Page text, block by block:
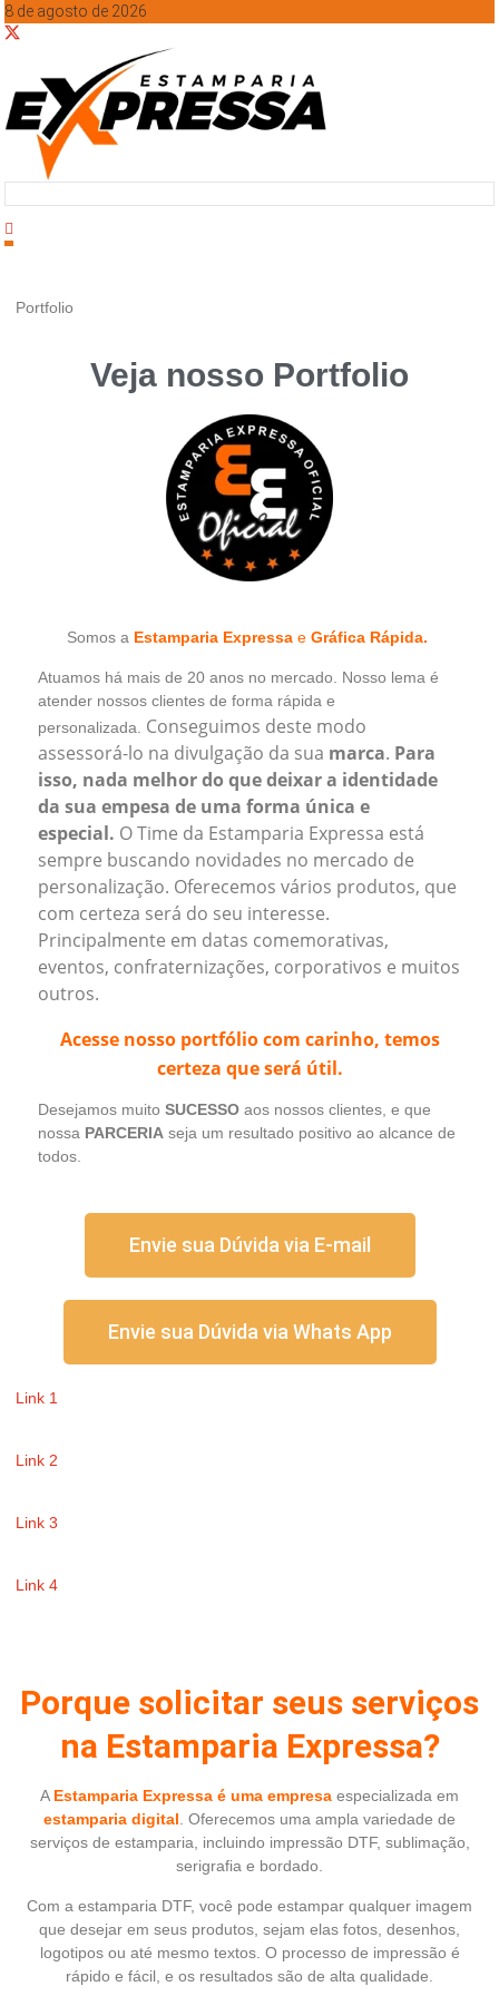
8 de agosto de 2026
Portfolio
Veja nosso Portfolio
Somos a Estamparia Expressa e Gráfica Rápida.
Atuamos há mais de 20 anos no mercado. Nosso lema é
atender nossos clientes de forma rápida e
personalizada. Conseguimos deste modo
assessorá-lo na divulgação da sua marca. Para
isso, nada melhor do que deixar a identidade
da sua empesa de uma forma única e
especial. O Time da Estamparia Expressa está
sempre buscando novidades no mercado de
personalização. Oferecemos vários produtos, que
com certeza será do seu interesse.
Principalmente em datas comemorativas,
eventos, confraternizações, corporativos e muitos
outros.
Acesse nosso portfólio com carinho, temos
certeza que será útil.
Desejamos muitoSUCESSO aos nossos clientes, e que
nossa PARCERIA seja um resultado positivo ao alcance de
todos.
Envie sua Dúvida via E-mail
Envie sua Dúvida via Whats App
Link 1
Link 2
Link 3
Link 4
Porque solicitar seus serviços
na Estamparia Expressa?
A Estamparia Expressa é uma empresa especializada em
estamparia digital. Oferecemos uma ampla variedade de
serviços de estamparia, incluindo impressão DTF, sublimação,
serigrafia e bordado.
Com a estamparia DTF, você pode estampar qualquer imagem
que desejar em seus produtos, sejam elas fotos, desenhos,
logotipos ou até mesmo textos. O processo de impressão é
rápido e fácil, e os resultados são de alta qualidade.